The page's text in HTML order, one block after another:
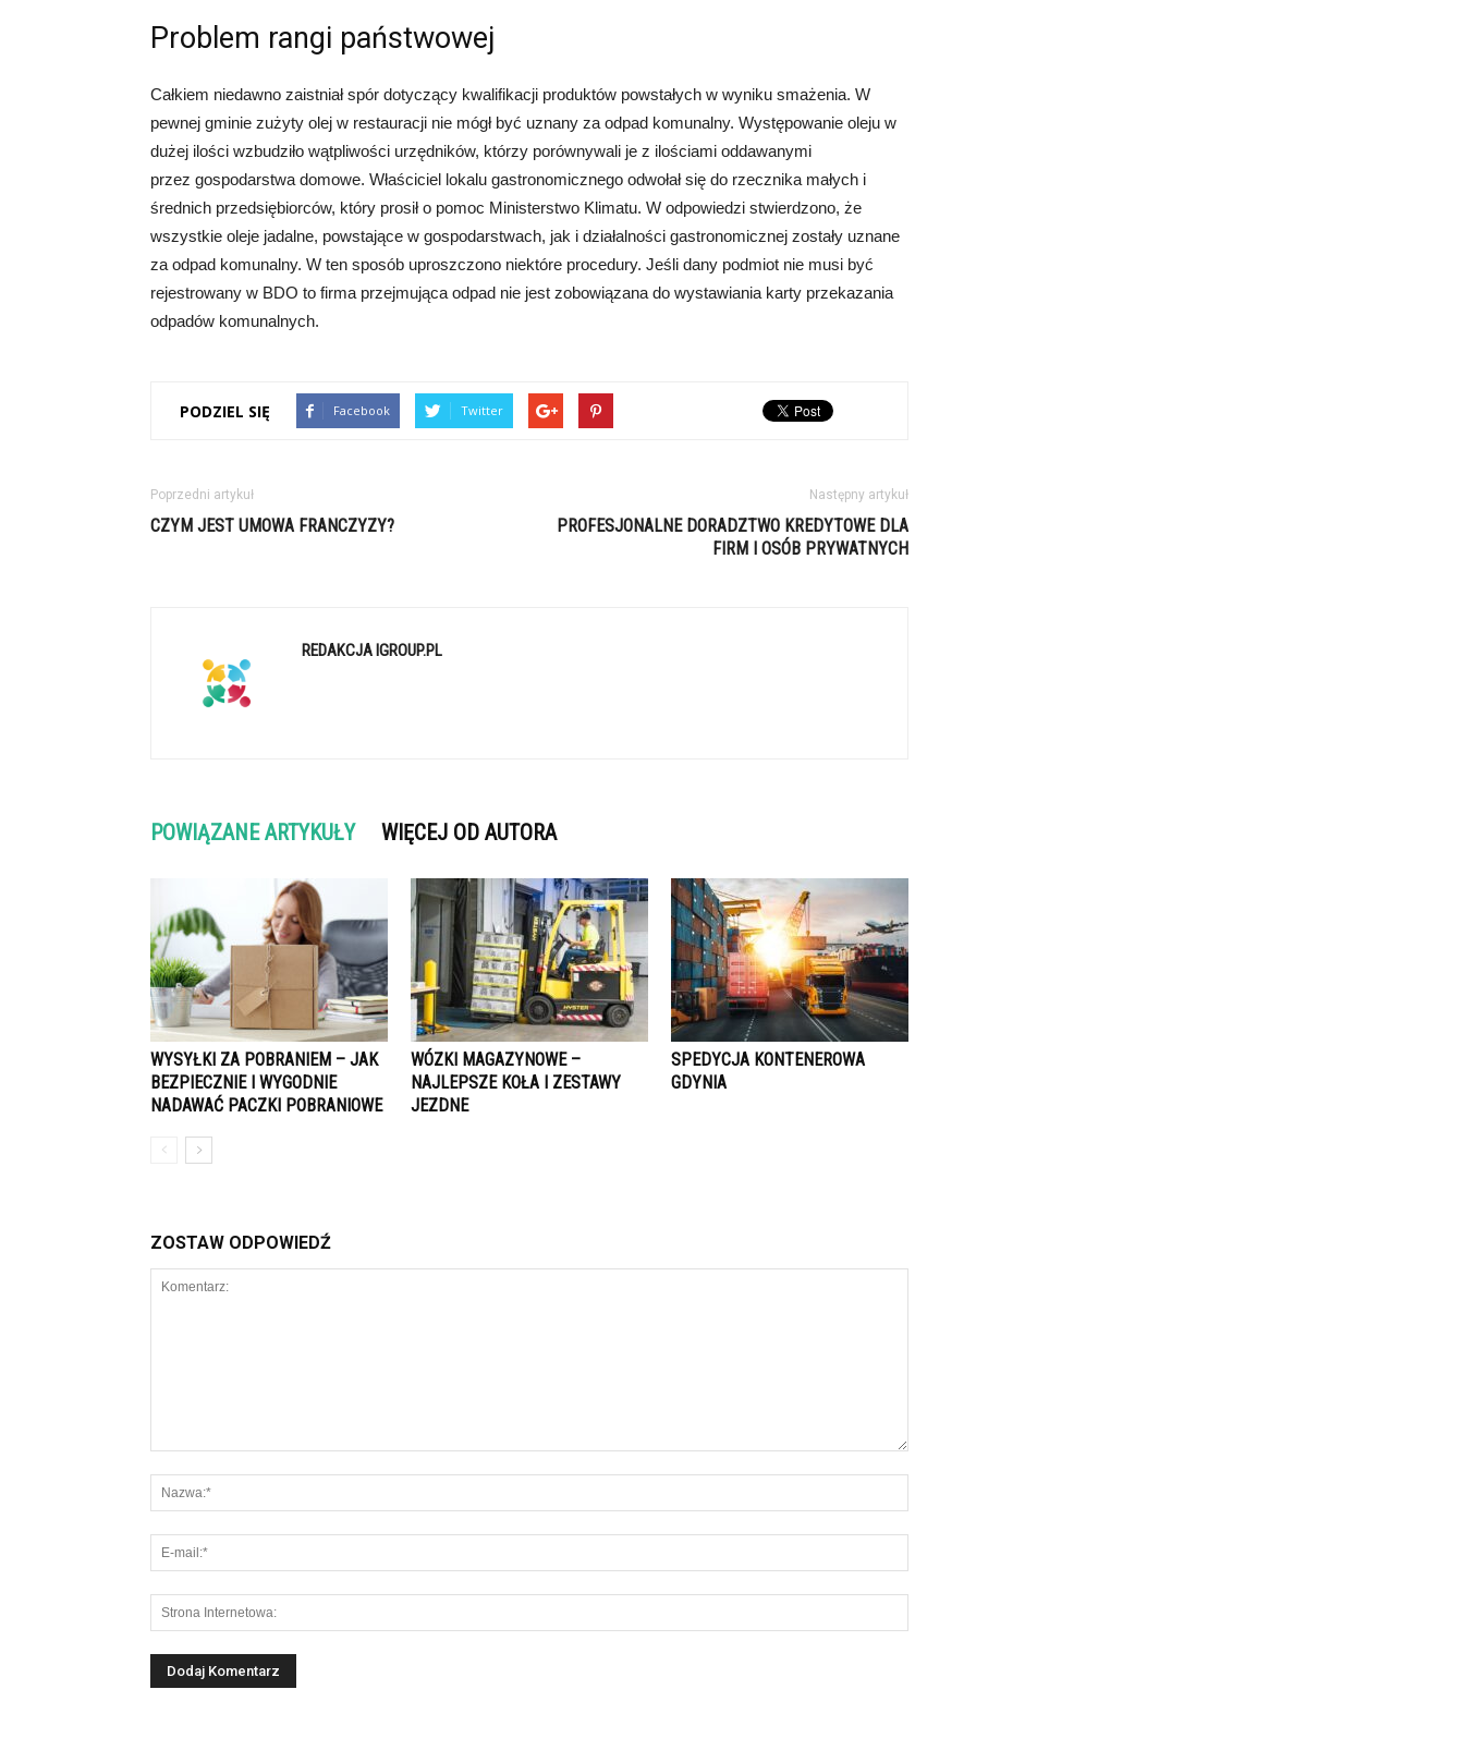
Problem rangi państwowej
Całkiem niedawno zaistniał spór dotyczący kwalifikacji produktów powstałych w wyniku smażenia. W
pewnej gminie zużyty olej w restauracji nie mógł być uznany za odpad komunalny. Występowanie oleju w
dużej ilości wzbudziło wątpliwości urzędników, którzy porównywali je z ilościami oddawanymi
przez gospodarstwa domowe. Właściciel lokalu gastronomicznego odwołał się do rzecznika małych i
średnich przedsiębiorców, który prosił o pomoc Ministerstwo Klimatu. W odpowiedzi stwierdzono, że
wszystkie oleje jadalne, powstające w gospodarstwach, jak i działalności gastronomicznej zostały uznane
za odpad komunalny. W ten sposób uproszczono niektóre procedury. Jeśli dany podmiot nie musi być
rejestrowany w BDO to firma przejmująca odpad nie jest zobowiązana do wystawiania karty przekazania
odpadów komunalnych.
PODZIEL SIĘ Facebook Twitter
Poprzedni artykuł
CZYM JEST UMOWA FRANCZYZY?
Następny artykuł
PROFESJONALNE DORADZTWO KREDYTOWE DLA
FIRM I OSÓB PRYWATNYCH
REDAKCJA IGROUP.PL
POWIĄZANE ARTYKUŁY WIĘCEJ OD AUTORA
WYSYŁKI ZA POBRANIEM – JAK
BEZPIECZNIE I WYGODNIE
NADAWAĆ PACZKI POBRANIOWE
WÓZKI MAGAZYNOWE –
NAJLEPSZE KOŁA I ZESTAWY
JEZDNE
SPEDYCJA KONTENEROWA
GDYNIA
ZOSTAW ODPOWIEDŹ